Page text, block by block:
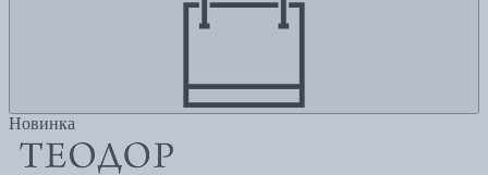
Новинка